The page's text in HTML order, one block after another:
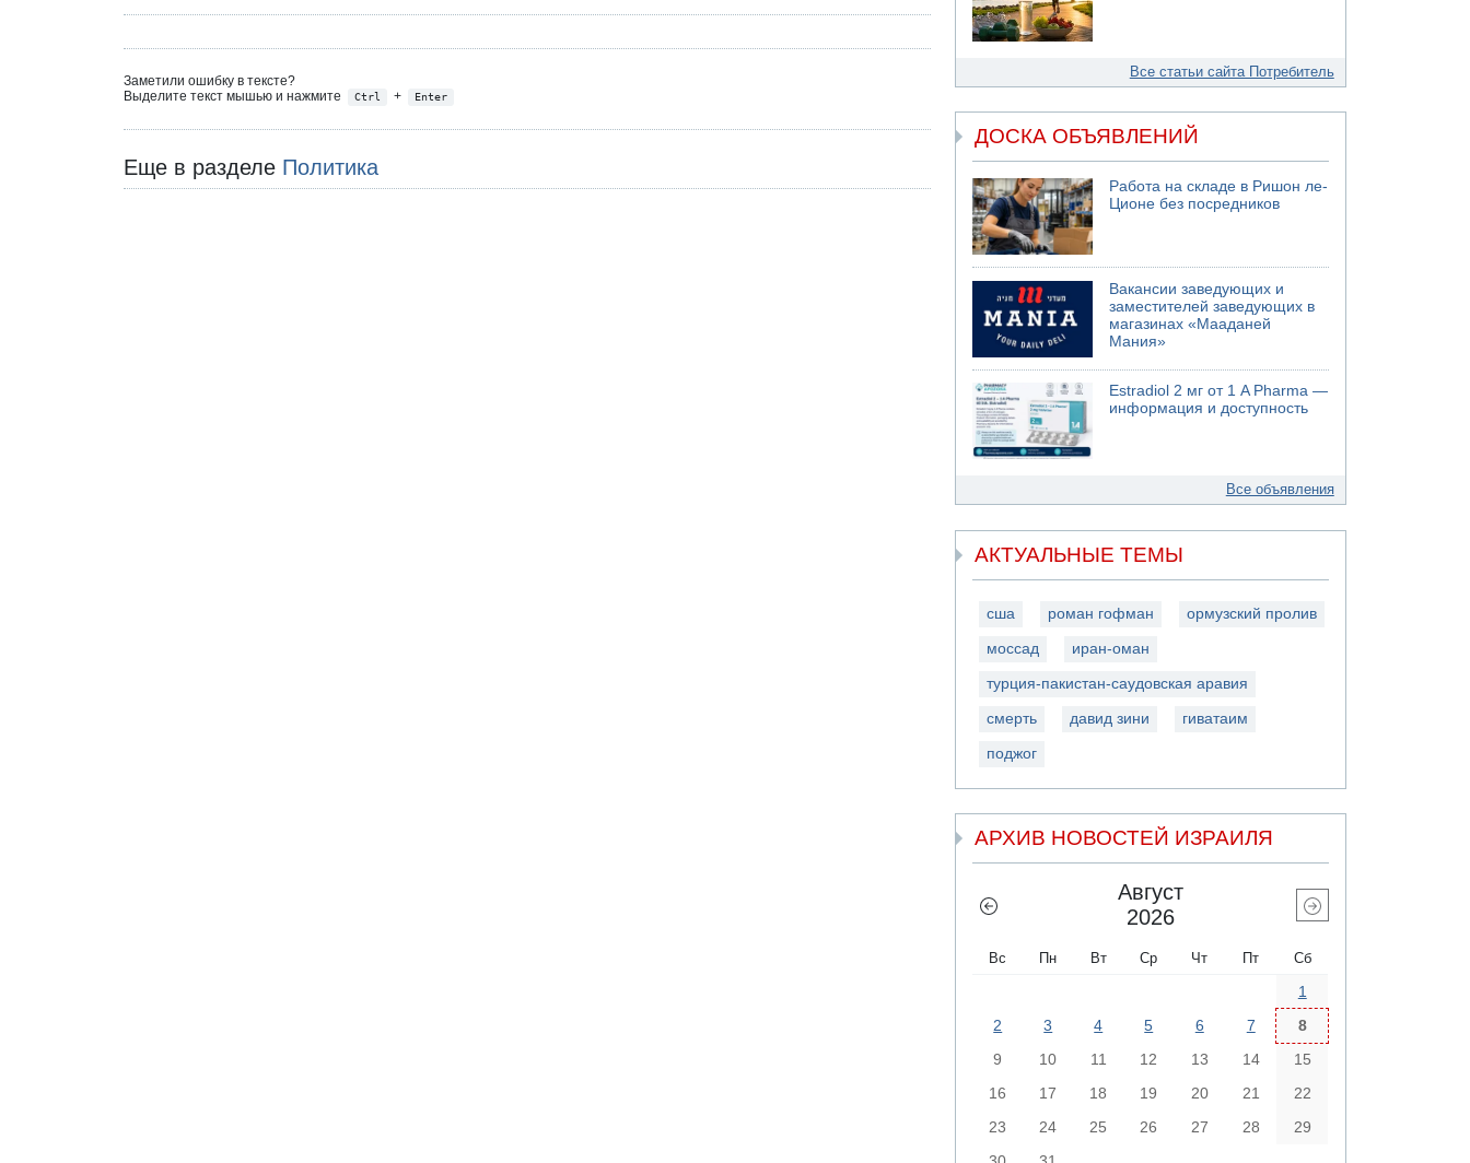
Заметили ошибку в тексте?
Выделите текст мышью и нажмите
Ctrl + Enter
Еще в разделе Политика
Все статьи сайта Потребитель
ДОСКА ОБЪЯВЛЕНИЙ
Работа на складе в Ришон ле-
Ционе без посредников
Вакансии заведующих и
заместителей заведующих в
магазинах «Мааданей
Мания»
Estradiol 2 мг от 1 A Pharma —
информация и доступность
Все объявления
АКТУАЛЬНЫЕ ТЕМЫ
сша роман гофман ормузский пролив
моссад иран-оман
турция-пакистан-саудовская аравия
смерть давид зини гиватаим
поджог
АРХИВ НОВОСТЕЙ ИЗРАИЛЯ
Август
2026
Вс Пн Вт Ср Чт Пт Сб
1
2
3 4 5 6 7
8
9
10 11 12 13 14
15
16
17 18 19 20 21
22
23
24 25 26 27 28
29